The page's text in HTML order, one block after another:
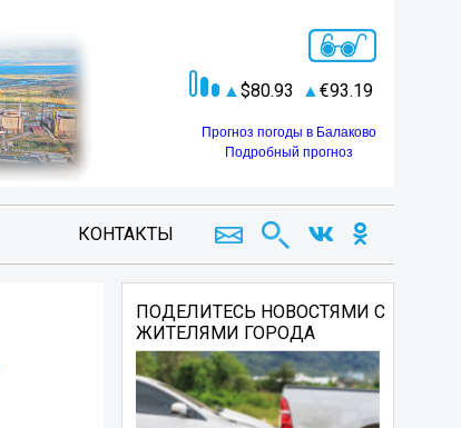
80.93 93.19
Прогноз погоды в Балаково
Подробный прогноз
КОНТАКТЫ
ПОДЕЛИТЕСЬ НОВОСТЯМИ С
ЖИТЕЛЯМИ ГОРОДА